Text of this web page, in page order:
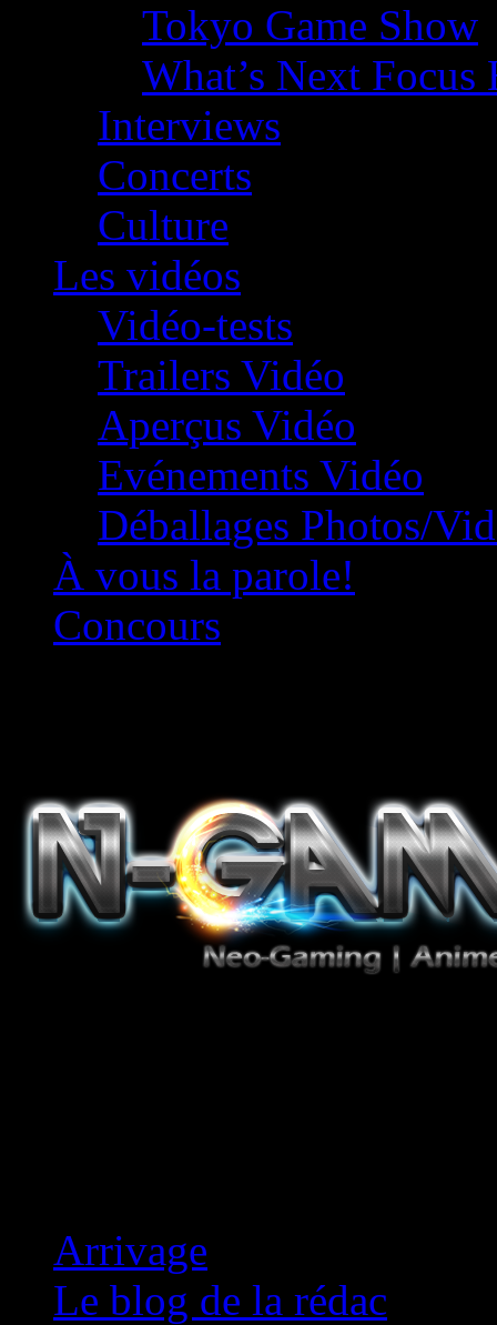
Tokyo Game Show
What’s Next
Interviews
Concerts
Culture
Les vidéos
Vidéo-tests
Trailers Vidéo
Aperçus Vidéo
Evénements Vidéo
Déballages Photos/
À vous la parole!
Concours
Arrivage
Le blog de la rédac